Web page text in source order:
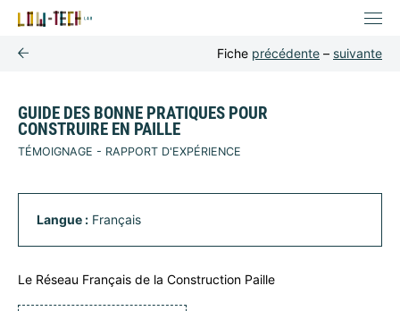
Fiche précédente – suivante
GUIDE DES BONNE PRATIQUES POUR
CONSTRUIRE EN PAILLE
TÉMOIGNAGE - RAPPORT D'EXPÉRIENCE
Langue : Français
Le Réseau Français de la Construction Paille